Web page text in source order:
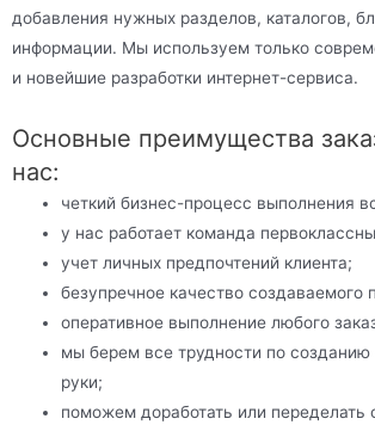
добавления нужных разделов, каталогов,
информации. Мы используем только
и новейшие разработки интернет-сервиса.
Основные преимущества
нас:
четкий бизнес-процесс выполнения
у нас работает команда
учет личных предпочтений клиента;
безупречное качество создаваемого
оперативное выполнение любого
мы берем все трудности по созданию
руки;
поможем доработать или